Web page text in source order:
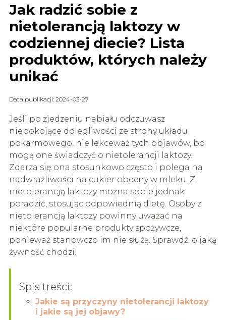
Jak radzić sobie z
nietolerancją laktozy w
codziennej diecie? Lista
produktów, których należy
unikać
Data publikacji: 2024-03-27
Jeśli po zjedzeniu nabiału odczuwasz
niepokojące dolegliwości ze strony układu
pokarmowego, nie lekceważ tych objawów, bo
mogą one świadczyć o nietolerancji laktozy.
Zdarza się ona stosunkowo często i polega na
nadwrażliwości na cukier obecny w mleku. Z
nietolerancją laktozy można sobie jednak
poradzić, stosując odpowiednią dietę. Osoby z
nietolerancją laktozy powinny uważać na
niektóre popularne produkty spożywcze,
ponieważ stanowczo im nie służą. Sprawdź, o jaką
żywność chodzi!
Spis treści:
Jakie są przyczyny nietolerancji laktozy
i jakie są jej objawy?